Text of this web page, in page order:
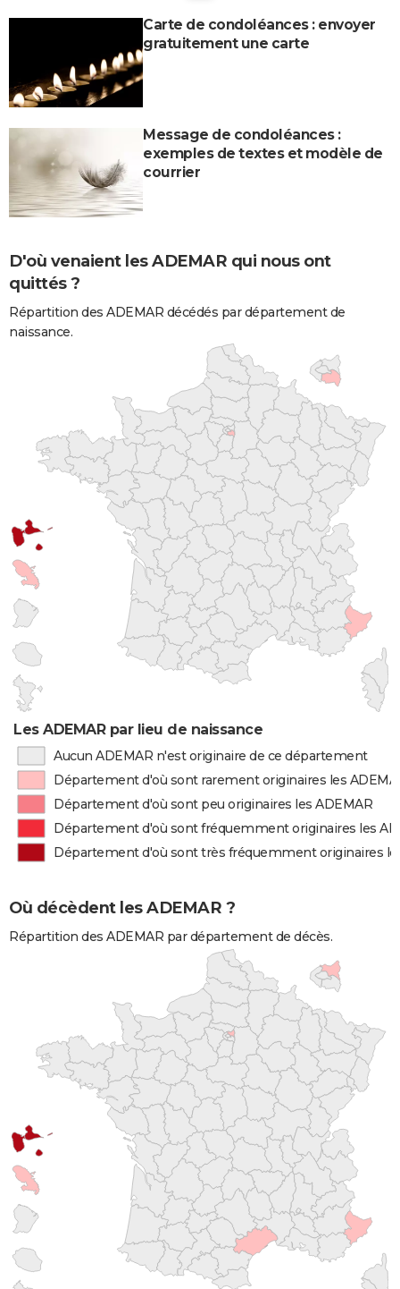
Carte de condoléances : envoyer
gratuitement une carte
Message de condoléances :
exemples de textes et modèle de
courrier
D'où venaient les ADEMAR qui nous ont
quittés ?
Répartition des ADEMAR décédés par département de
naissance.
Les ADEMAR par lieu de naissance
Aucun ADEMAR n'est originaire de ce département
Département d'où sont rarement originaires les
Département d'où sont peu originaires les ADEMAR
Département d'où sont fréquemment originaires les
Département d'où sont très fréquemment originaires
Où décèdent les ADEMAR ?
Répartition des ADEMAR par département de décès.